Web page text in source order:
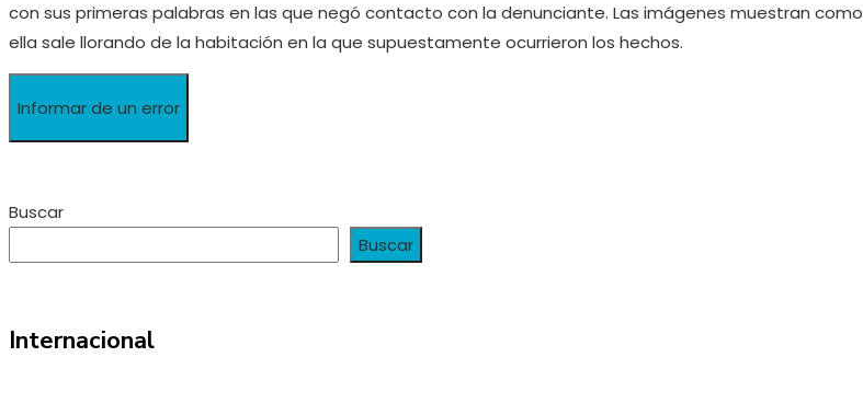
con sus primeras palabras en las que negó contacto con la denunciante. Las imágenes muestran como
ella sale llorando de la habitación en la que supuestamente ocurrieron los hechos.
Informar de un error
Buscar
Buscar
Internacional